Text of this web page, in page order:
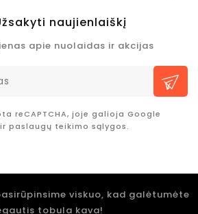
naujienlaiškį
apie nuolaidas ir akcijas
reCAPTCHA, joje galioja Google
ir paslaugų teikimo sąlygos.
viskuo, kad galėtumėte
tobula kava!